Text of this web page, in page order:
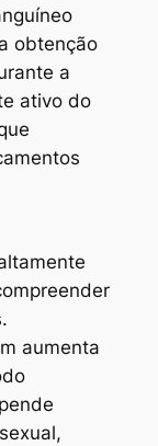
obtenção
a
ativo do
aumenta